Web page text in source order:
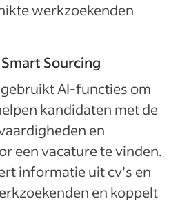
werkzoekenden
Sourcing
gebruikt AI-functies om
kandidaten met de
en
een vacature te vinden.
informatie uit cv’s en
en koppelt